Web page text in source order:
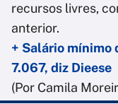
recursos livres,
anterior.
+ Salário mínimo
7.067, diz Dieese
(Por Camila